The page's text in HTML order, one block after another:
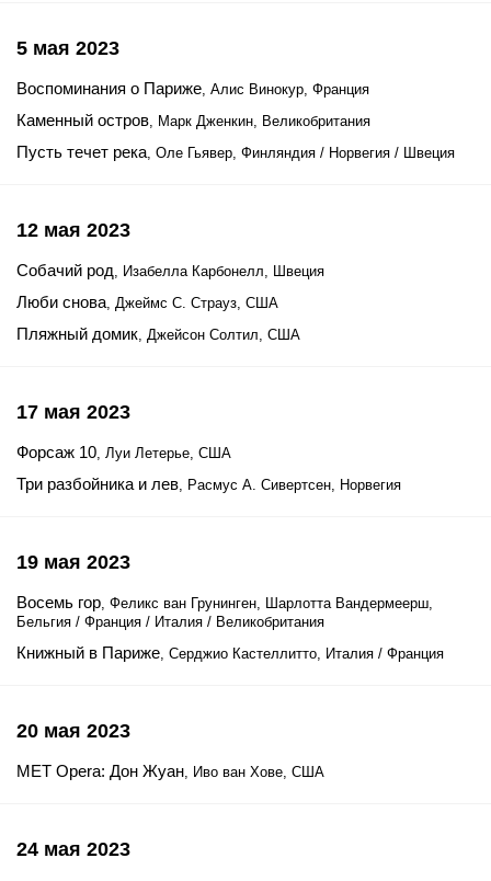
5 мая 2023
Воспоминания о Париже, Алис Винокур, Франция
Каменный остров, Марк Дженкин, Великобритания
Пусть течет река, Оле Гьявер, Финляндия / Норвегия / Швеция
12 мая 2023
Собачий род, Изабелла Карбонелл, Швеция
Люби снова, Джеймс С. Страуз, США
Пляжный домик, Джейсон Солтил, США
17 мая 2023
Форсаж 10, Луи Летерье, США
Три разбойника и лев, Расмус А. Сивертсен, Норвегия
19 мая 2023
Восемь гор, Феликс ван Грунинген, Шарлотта Вандермеерш,
Бельгия / Франция / Италия / Великобритания
Книжный в Париже, Серджио Кастеллитто, Италия / Франция
20 мая 2023
MET Opera: Дон Жуан, Иво ван Хове, США
24 мая 2023